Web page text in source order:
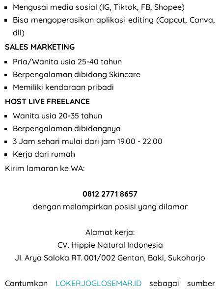
Mengusai media sosial (IG, Tiktok, FB, Shopee)
Bisa mengoperasikan aplikasi editing (Capcut, Canva,
dll)
SALES MARKETING
Pria/Wanita usia 25-40 tahun
Berpengalaman dibidang Skincare
Memiliki kendaraan pribadi
HOST LIVE FREELANCE
Wanita usia 20-35 tahun
Berpengalaman dibidangnya
3 Jam sehari mulai dari jam 19.00 - 22.00
Kerja dari rumah
Kirim lamaran ke WA:
0812 2771 8657
dengan melampirkan posisi yang dilamar
Alamat kerja:
CV. Hippie Natural Indonesia
JI. Arya Saloka RT. 001/002 Gentan, Baki, Sukoharjo
Cantumkan LOKERJOGLOSEMAR.ID sebagai sumber